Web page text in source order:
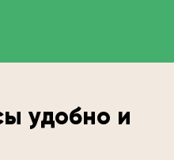
удобно и